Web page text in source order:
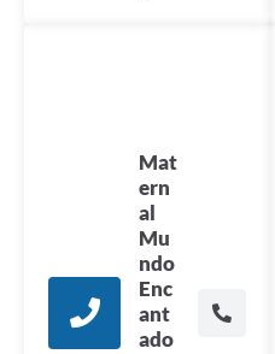
Mat
ern
al
Mu
ndo
Enc
ant
ado